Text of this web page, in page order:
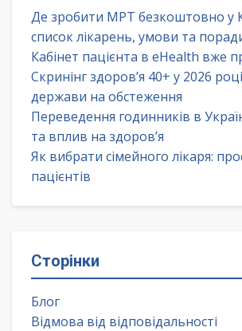
Де зробити МРТ безкоштовно у
список лікарень, умови та
Кабінет пацієнта в eHealth вже
Скринінг здоров’я 40+ у 2026
держави на обстеження
Переведення годинників в
та вплив на здоров’я
Як вибрати сімейного лікаря:
пацієнтів
Сторінки
Блог
Відмова від відповідальності